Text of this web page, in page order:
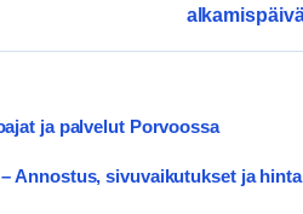
ja palvelut Porvoossa
Annostus, sivuvaikutukset ja hinta